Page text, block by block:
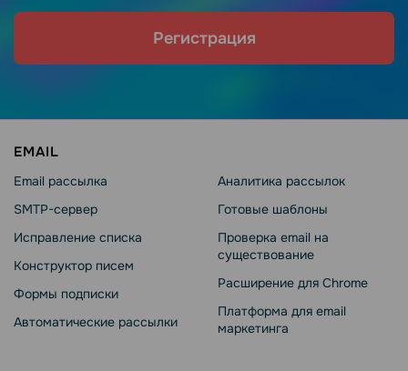
Регистрация
EMAIL
Email рассылка
SMTP-сервер
Исправление списка
Конструктор писем
Формы подписки
Автоматические рассылки
Аналитика рассылок
Готовые шаблоны
Проверка email на
существование
Расширение для Chrome
Платформа для email
маркетинга